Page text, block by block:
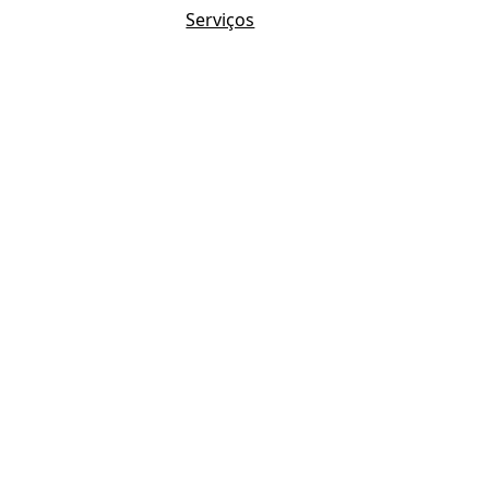
Serviços